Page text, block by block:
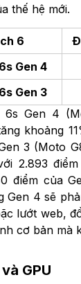
thế hệ mới.
6
Gen 4
Gen 3
6s Gen 4
khoảng
3 (Moto
2.893
điểm của
Gen 4 sẽ
lướt web,
cơ bản mà
GPU